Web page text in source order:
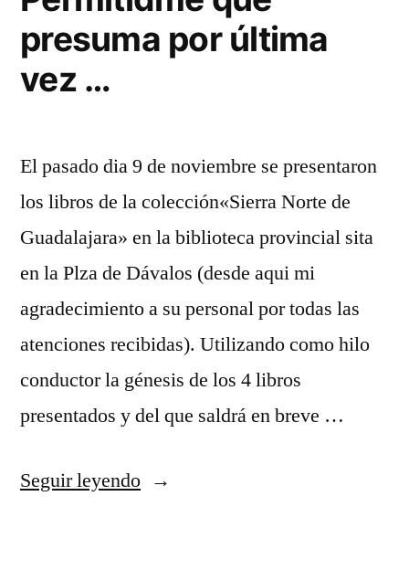
presuma por última
vez …
El pasado dia 9 de noviembre se presentaron
los libros de la colección«Sierra Norte de
Guadalajara» en la biblioteca provincial sita
en la Plza de Dávalos (desde aqui mi
agradecimiento a su personal por todas las
atenciones recibidas). Utilizando como hilo
conductor la génesis de los 4 libros
presentados y del que saldrá en breve …
Seguir leyendo«Permitidme